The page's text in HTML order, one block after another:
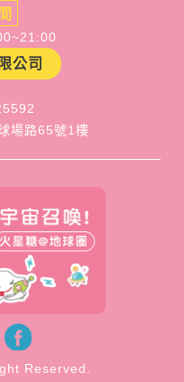
公司
場路65號1樓
Reserved.